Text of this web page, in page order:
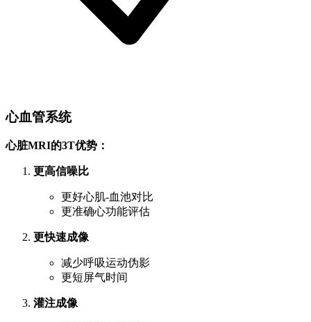
心血管系统
心脏MRI的3T优势：
更高信噪比
更好心肌-血池对比
更准确心功能评估
更快速成像
减少呼吸运动伪影
更短屏气时间
灌注成像